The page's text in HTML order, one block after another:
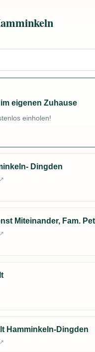
eigenen Zuhause
einholen!
Dingden
Miteinander, Fam.
Hamminkeln-Dingden